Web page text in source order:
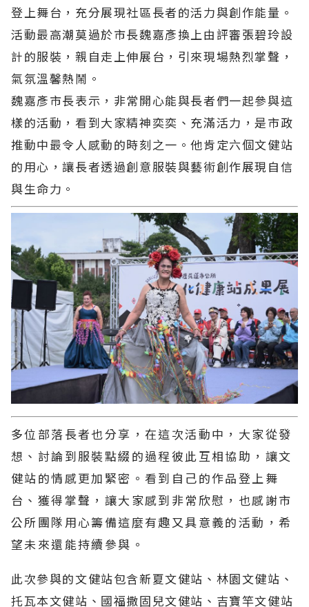
登上舞台，充分展現社區長者的活力與創作能量。
活動最高潮莫過於市長魏嘉彥換上由評審張碧玲設
計的服裝，親自走上伸展台，引來現場熱烈掌聲，
氣氛溫馨熱鬧。
魏嘉彥市長表示，非常開心能與長者們一起參與這
樣的活動，看到大家精神奕奕、充滿活力，是市政
推動中最令人感動的時刻之一。他肯定六個文健站
的用心，讓長者透過創意服裝與藝術創作展現自信
與生命力。
多位部落長者也分享，在這次活動中，大家從發
想、討論到服裝點綴的過程彼此互相協助，讓文
健站的情感更加緊密。看到自己的作品登上舞
台、獲得掌聲，讓大家感到非常欣慰，也感謝市
公所團隊用心籌備這麼有趣又具意義的活動，希
望未來還能持續參與。
此次參與的文健站包含新夏文健站、林園文健站、
托瓦本文健站、國福撒固兒文健站、吉寶竿文健站